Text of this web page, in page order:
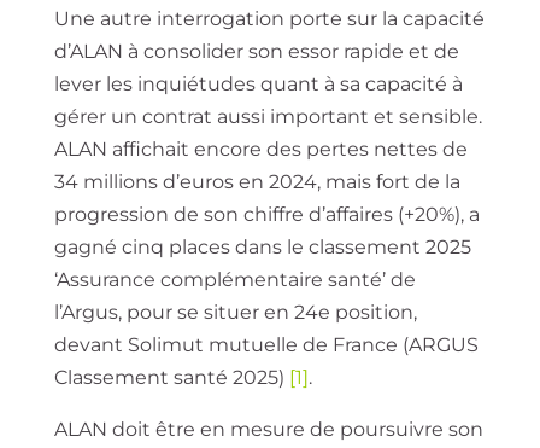
Une autre interrogation porte sur la capacité
d’ALAN à consolider son essor rapide et de
lever les inquiétudes quant à sa capacité à
gérer un contrat aussi important et sensible.
ALAN affichait encore des pertes nettes de
34 millions d’euros en 2024, mais fort de la
progression de son chiffre d’affaires (+20%), a
gagné cinq places dans le classement 2025
‘Assurance complémentaire santé’ de
l’Argus, pour se situer en 24e position,
devant Solimut mutuelle de France (ARGUS
Classement santé 2025) [1].
ALAN doit être en mesure de poursuivre son